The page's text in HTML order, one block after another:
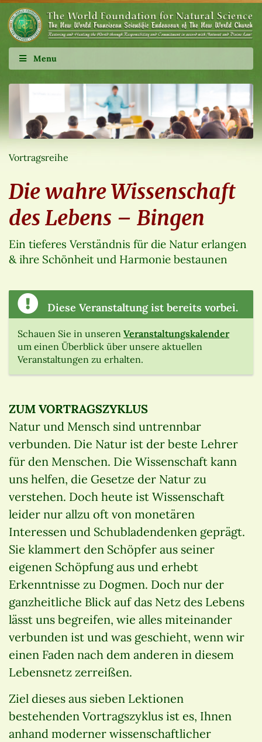
Menu
Vortragsreihe
Die wahre Wissenschaft
des Lebens – Bingen
Ein tieferes Verständnis für die Natur erlangen
& ihre Schönheit und Harmonie bestaunen
Diese Veranstaltung ist bereits vorbei.
Schauen Sie in unseren Veranstaltungskalender
um einen Überblick über unsere aktuellen
Veranstaltungen zu erhalten.
ZUM VORTRAGSZYKLUS
Natur und Mensch sind untrennbar
verbunden. Die Natur ist der beste Lehrer
für den Menschen. Die Wissenschaft kann
uns helfen, die Gesetze der Natur zu
verstehen. Doch heute ist Wissenschaft
leider nur allzu oft von monetären
Interessen und Schubladendenken geprägt.
Sie klammert den Schöpfer aus seiner
eigenen Schöpfung aus und erhebt
Erkenntnisse zu Dogmen. Doch nur der
ganzheitliche Blick auf das Netz des Lebens
lässt uns begreifen, wie alles miteinander
verbunden ist und was geschieht, wenn wir
einen Faden nach dem anderen in diesem
Lebensnetz zerreißen.
Ziel dieses aus sieben Lektionen
bestehenden Vortragszyklus ist es, Ihnen
anhand moderner wissenschaftlicher